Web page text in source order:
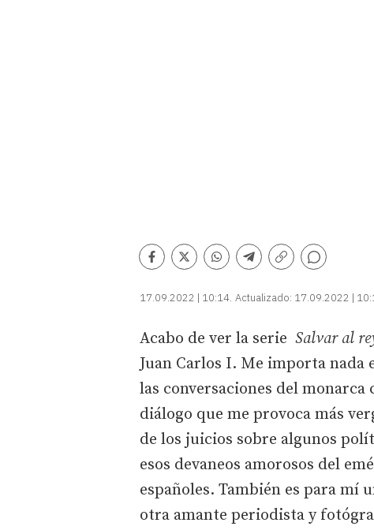
Facebook
TwitterWhatsapp
Telegram
Copiar
Comentarios
17.09.2022 | 10:14 Actualizado: 17.09.2022 |
Acabo de ver la serie Salvar al
Juan Carlos I. Me importa nada
las conversaciones del
diálogo que me provoca más
de los juicios sobre algunos
esos devaneos amorosos del
españoles. También es para mí
otra amante periodista y